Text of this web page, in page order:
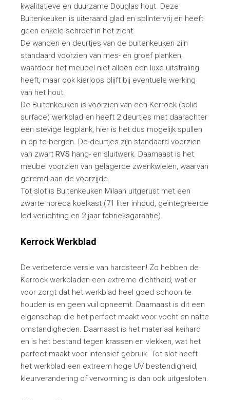
kwalitatieve en duurzame Douglas hout. Deze
Buitenkeuken is uiteraard glad en splintervrij en heeft
geen enkele schroef in het zicht.
De wanden en deurtjes van de buitenkeuken zijn
standaard voorzien van mes- en groef planken,
waardoor het meubel niet alleen een luxe uitstraling
heeft, maar ook kierloos blijft bij eventuele werking
van het hout.
De Buitenkeuken is voorzien van een Kerrock (solid
surface) werkblad en heeft 2 deurtjes met daarachter
een stevige legplank, hier is het dus mogelijk spullen
in op te bergen. De deurtjes zijn standaard voorzien
van zwartRVS hang- en sluitwerk. Daarnaast is het
meubel voorzien van gelagerde zwenkwielen, waarvan
geremd aan de voorzijde.
Tot slot is Buitenkeuken Milaan uitgerust met een
zwarte horeca koelkast (71 liter inhoud, geïntegreerde
led verlichting en 2 jaar fabrieksgarantie).
Kerrock Werkblad
De verbeterde versie van hardsteen! Zo hebben de
Kerrock werkbladen een extreme dichtheid, wat er
voor zorgt dat het werkblad heel goed schoon te
houden is en geen vuil opneemt. Daarnaast is dit een
eigenschap die het perfect maakt voor vocht en natte
omstandigheden. Daarnaast is het materiaal keihard
en is het bestand tegen krassen en vlekken, wat het
perfect maakt voor intensief gebruik. Tot slot heeft
het werkblad een extreem hoge UV bestendigheid,
kleurverandering of vervorming is dan ook uitgesloten.